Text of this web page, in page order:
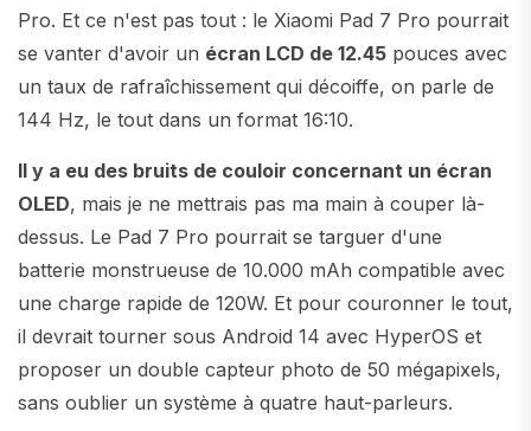
Pro. Et ce n'est pas tout : le Xiaomi Pad 7 Pro pourrait
se vanter d'avoir un écran LCD de 12.45 pouces avec
un taux de rafraîchissement qui décoiffe, on parle de
144 Hz, le tout dans un format 16:10.
Il y a eu des bruits de couloir concernant un écran
OLED, mais je ne mettrais pas ma main à couper là-
dessus. Le Pad 7 Pro pourrait se targuer d'une
batterie monstrueuse de 10.000 mAh compatible avec
une charge rapide de 120W. Et pour couronner le tout,
il devrait tourner sous Android 14 avec HyperOS et
proposer un double capteur photo de 50 mégapixels,
sans oublier un système à quatre haut-parleurs.